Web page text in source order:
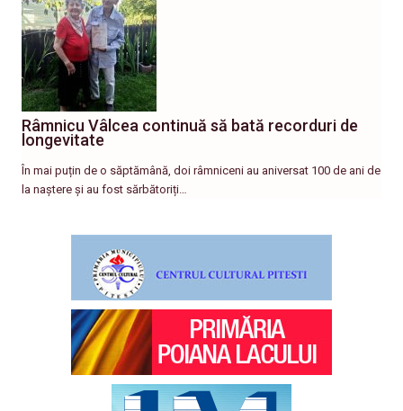
Râmnicu Vâlcea continuă să bată recorduri de
longevitate
În mai puțin de o săptămână, doi râmniceni au aniversat 100 de ani de
la naștere și au fost sărbătoriți…